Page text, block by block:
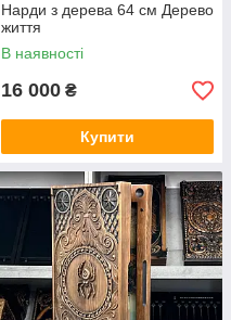
Нарди з дерева 64 см Дерево
життя
В наявності
16 000 ₴
Купити